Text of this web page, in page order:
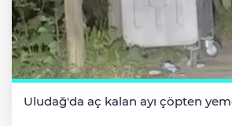
Uludağ'da aç kalan ayı çöpten